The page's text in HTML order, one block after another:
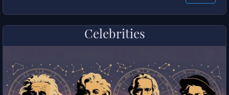
Celebrities